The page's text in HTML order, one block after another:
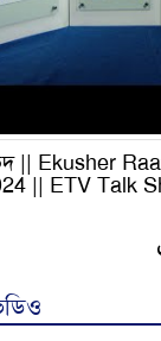
|| Ekusher
|| ETV Talk